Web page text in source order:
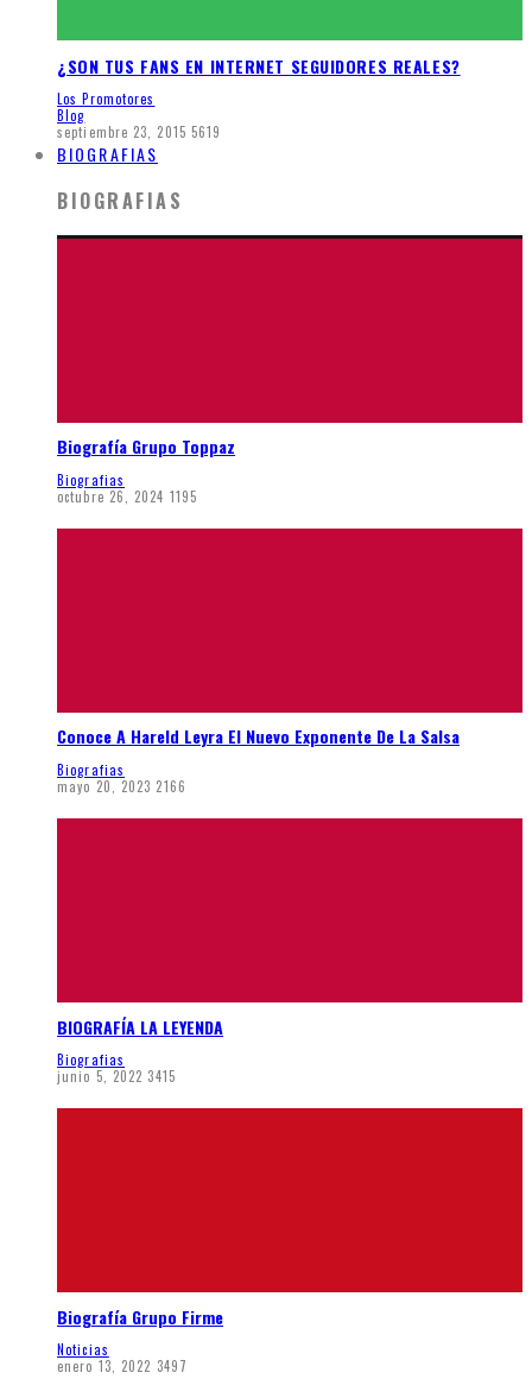
¿SON TUS FANS EN INTERNET SEGUIDORES REALES?
Los Promotores
Blog
septiembre 23, 2015 5619
BIOGRAFIAS
BIOGRAFIAS
Biografía Grupo Toppaz
Biografias
octubre 26, 2024 1195
Conoce A Hareld Leyra El Nuevo Exponente De La Salsa
Biografias
mayo 20, 2023 2166
BIOGRAFÍA LA LEYENDA
Biografias
junio 5, 2022 3415
Biografía Grupo Firme
Noticias
enero 13, 2022 3497